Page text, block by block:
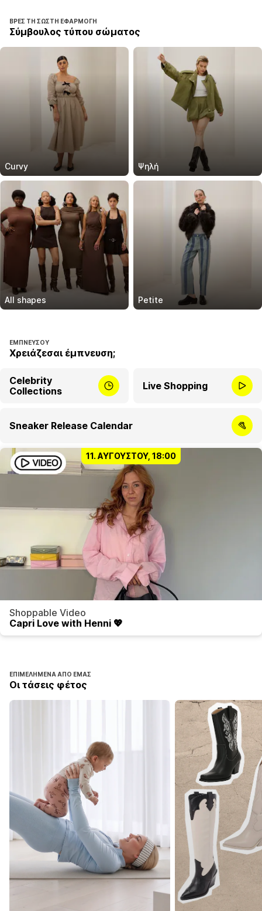
ΒΡΕΣ ΤΗ ΣΩΣΤΉ ΕΦΑΡΜΟΓΉ
Σύμβουλος τύπου σώματος
Curvy Ψηλή
All shapes Petite
ΕΜΠΝΕΎΣΟΥ
Χρειάζεσαι έμπνευση;
Celebrity
Collections
Live Shopping
Sneaker Release Calendar
11. ΑΥΓΟΎΣΤΟΥ, 18:00
Shoppable Video
Capri Love with Henni 💖
ΕΠΙΜΕΛΗΜΈΝΑ ΑΠΌ ΕΜΆΣ
Οι τάσεις φέτος